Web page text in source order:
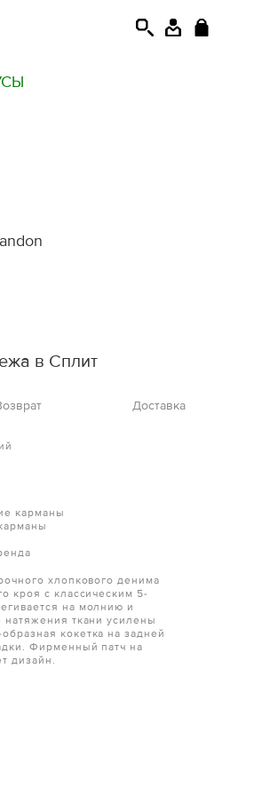
в Сплит
Доставка
карманы
хлопкового денима
кроя с классическим 5-
на молнию и
натяжения ткани усилены
кокетка на задней
Фирменный патч на
дизайн.